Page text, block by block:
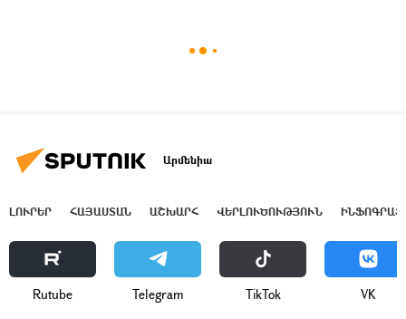
Արմենիա
ԼՈՒՐԵՐ ՀԱՅԱՍՏԱՆ ԱՇԽԱՐՀ ՎԵՐԼՈՒԾՈՒԹՅՈՒՆ
Rutube Telegram ТikТоk VK